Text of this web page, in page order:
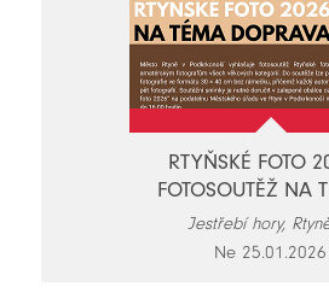
RTYŇSKÉ FOTO
FOTOSOUTĚŽ NA
Jestřebí hory,
Ne 25.01.2026